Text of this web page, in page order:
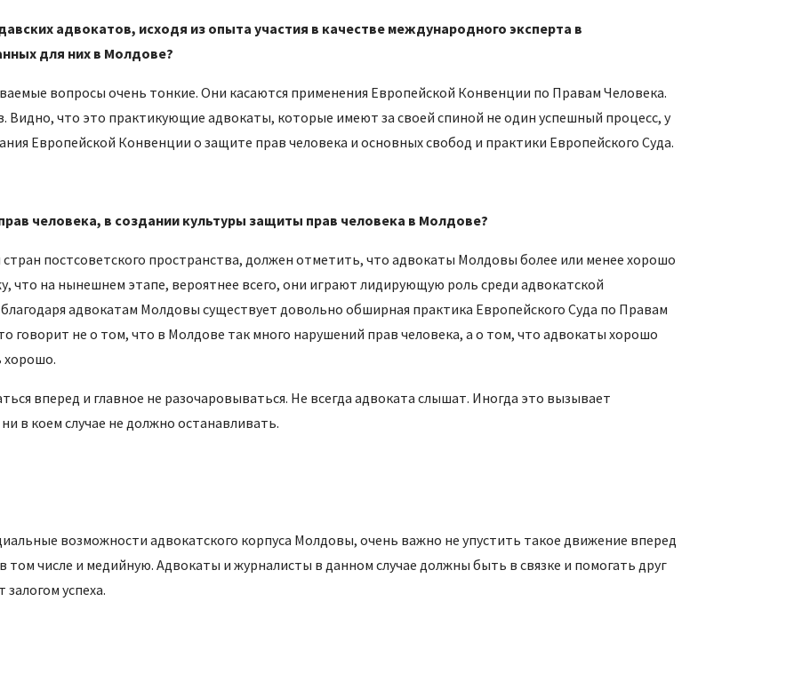
адвокатов, исходя из опыта участия в качестве международного эксперта в
для них в Молдове?
вопросы очень тонкие. Они касаются применения Европейской Конвенции по Правам Человека.
Видно, что это практикующие адвокаты, которые имеют за своей спиной не один успешный процесс, у
Европейской Конвенции о защите прав человека и основных свобод и практики Европейского Суда.
человека, в создании культуры защиты прав человека в Молдове?
постсоветского пространства, должен отметить, что адвокаты Молдовы более или менее хорошо
что на нынешнем этапе, вероятнее всего, они играют лидирующую роль среди адвокатской
адвокатам Молдовы существует довольно обширная практика Европейского Суда по Правам
говорит не о том, что в Молдове так много нарушений прав человека, а о том, что адвокаты хорошо
хорошо.
вперед и главное не разочаровываться. Не всегда адвоката слышат. Иногда это вызывает
в коем случае не должно останавливать.
возможности адвокатского корпуса Молдовы, очень важно не упустить такое движение вперед
числе и медийную. Адвокаты и журналисты в данном случае должны быть в связке и помогать друг
успеха.